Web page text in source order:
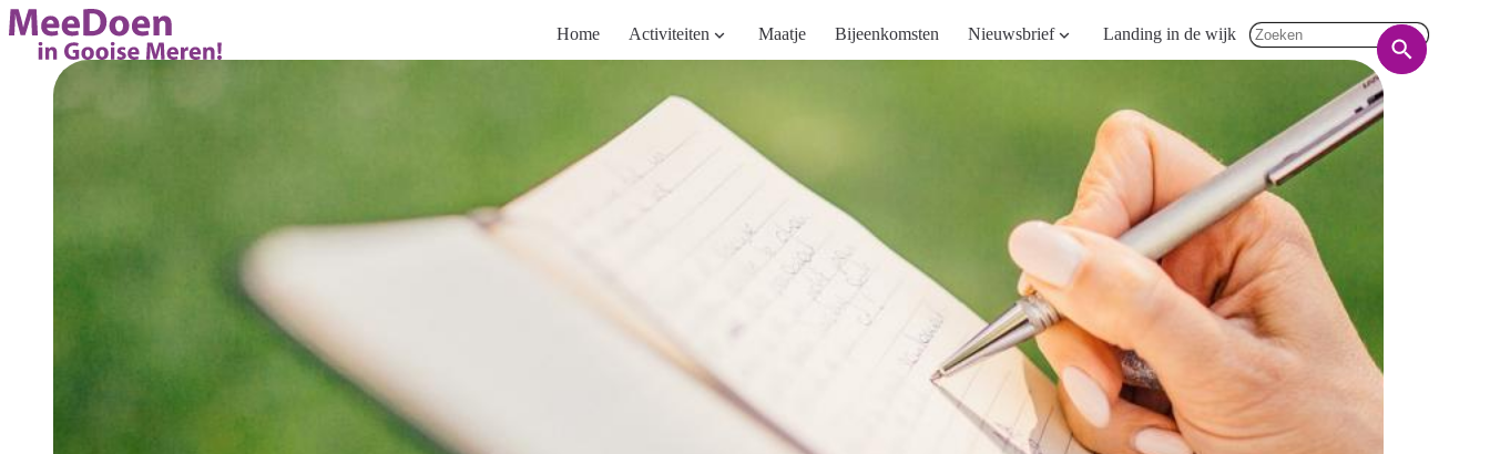
Home Activiteiten Maatje Bijeenkomsten Nieuwsbrief
Landing in de wijk
Zoeken